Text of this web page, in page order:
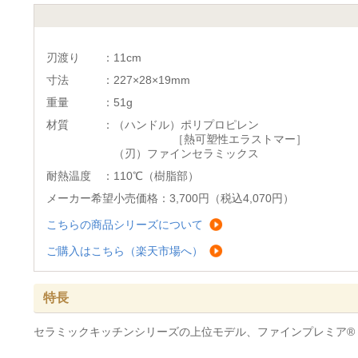
刃渡り ：11cm
寸法 ：227×28×19mm
重量 ：51g
材質 ：（ハンドル）ポリプロピレン
［熱可塑性エラストマー］
（刃）ファインセラミックス
耐熱温度 ：110℃（樹脂部）
メーカー希望小売価格：3,700円（税込4,070円）
こちらの商品シリーズについて
ご購入はこちら（楽天市場へ）
特長
セラミックキッチンシリーズの上位モデル、ファインプレミア®